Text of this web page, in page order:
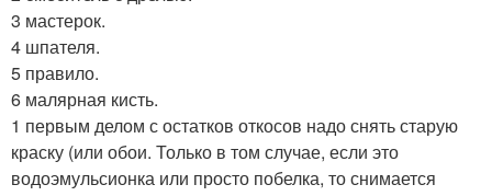
3 мастерок.
4 шпателя.
5 правило.
6 малярная кисть.
1 первым делом с остатков откосов надо снять старую
краску (или обои. Только в том случае, если это
водоэмульсионка или просто побелка, то снимается